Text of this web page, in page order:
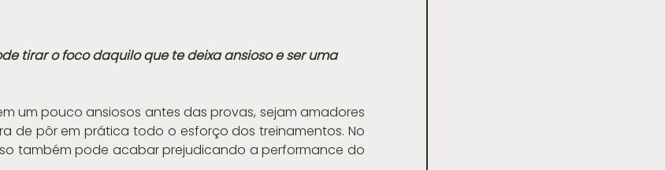
tirar o foco daquilo que te deixa ansioso e ser uma
um pouco ansiosos antes das provas, sejam amadores
de pôr em prática todo o esforço dos treinamentos. No
também pode acabar prejudicando a performance do